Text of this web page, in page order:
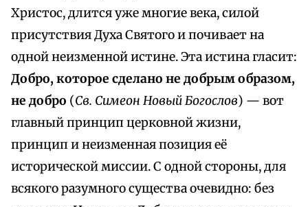
Христос, длится уже многие века, силой
присутствия Духа Святого и почивает на
одной неизменной истине. Эта истина гласит:
Добро, которое сделано не добрым образом,
не добро (Св. Симеон Новый Богослов) — вот
главный принцип церковной жизни,
принцип и неизменная позиция её
исторической миссии. С одной стороны, для
всякого разумного существа очевидно: без